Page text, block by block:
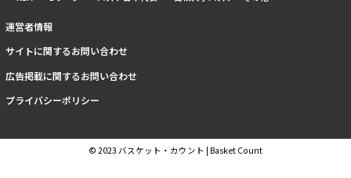
運営者情報
サイトに関するお問い合わせ
広告掲載に関するお問い合わせ
プライバシーポリシー
© 2023 バスケット・カウント | Basket Count